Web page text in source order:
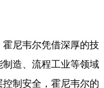
尼韦尔凭借深厚的技
造、流程工业等领域
制安全，霍尼韦尔的